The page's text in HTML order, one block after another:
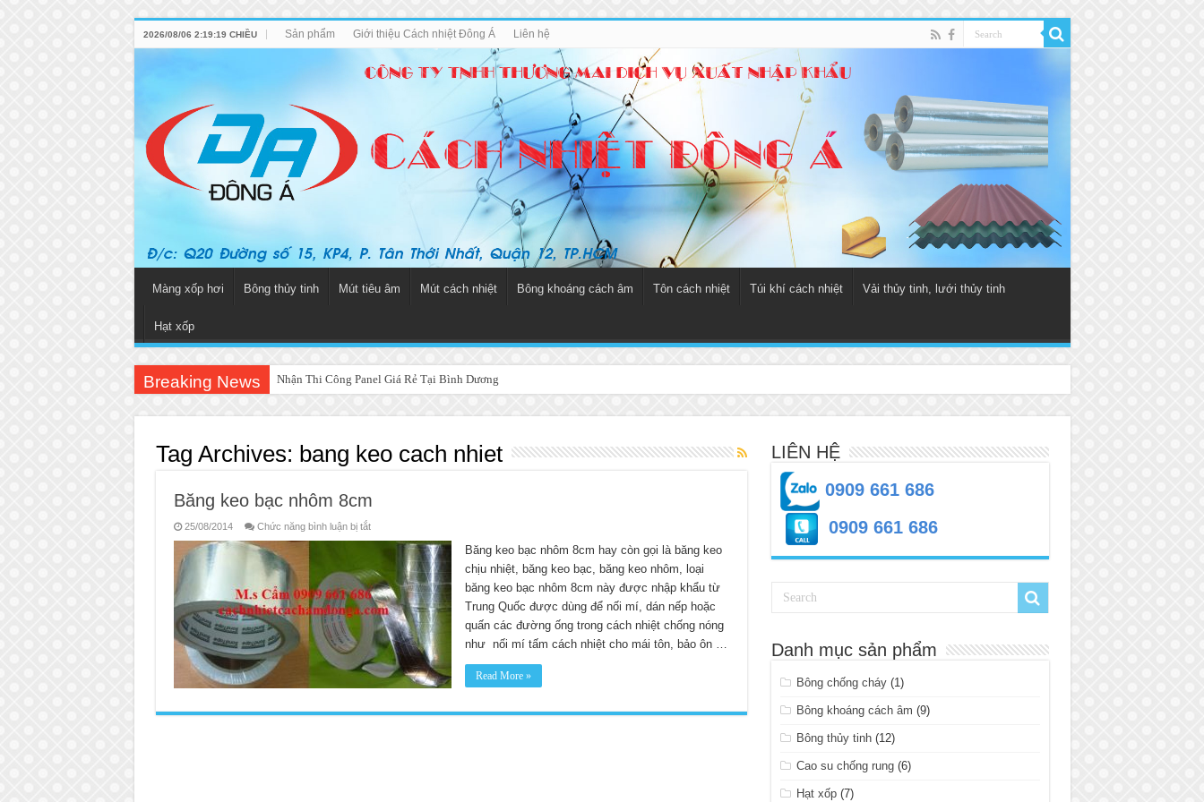
2026/08/06 2:19:19 CHIỀU Sản phẩm Giới thiệu Cách nhiệt Đông Á Liên hệ
Màng xốp hơi Bông thủy tinh Mút tiêu âm Mút cách nhiệt Bông khoáng cách âm Tôn cách nhiệt Túi khí cách nhiệt Vải thủy tinh, lưới thủy tinh
Hạt xốp
Breaking News Nhận Thi Công Panel Giá Rẻ Tại Bình Dương
Tag Archives: bang keo cach nhiet
Băng keo bạc nhôm 8cm
25/08/2014 Chức năng bình luận bị tắtở
nhôm
8cm
Băng keo bạc nhôm 8cm hay còn gọi là băng keo
chịu nhiệt, băng keo bạc, băng keo nhôm, loại
băng keo bạc nhôm 8cm này được nhập khẩu từ
Trung Quốc được dùng để nối mí, dán nếp hoặc
quấn các đường ống trong cách nhiệt chống nóng
như nối mí tấm cách nhiệt cho mái tôn, bảo ôn …
Read More »
LIÊN HỆ
0909 661 686
0909 661 686
Danh mục sản phẩm
Bông chống cháy (1)
Bông khoáng cách âm (9)
Bông thủy tinh (12)
Cao su chống rung (6)
Hạt xốp (7)